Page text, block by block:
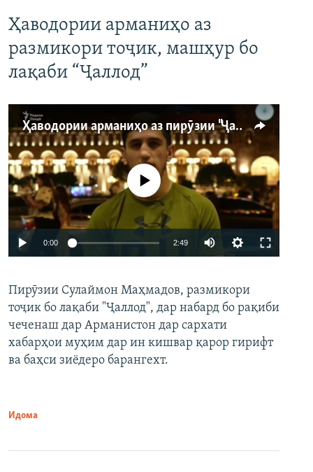
Ҳаводории арманиҳо аз
размикори тоҷик, машҳур бо
лақаби “Ҷаллод”
Ҳаводории арманиҳо аз пирӯзии "Ҷаллод"-и тоҷик
Auto 240p 360p 480p
720p 1080p
Феълан кор намекунад
0:00 2:49
360p
480p
Пирӯзии Сулаймон Маҳмадов, размикори
тоҷик бо лақаби "Ҷаллод", дар набард бо рақиби
чеченаш дар Арманистон дар сархати
хабарҳои муҳим дар ин кишвар қарор гирифт
ва баҳси зиёдеро барангехт.
Идома